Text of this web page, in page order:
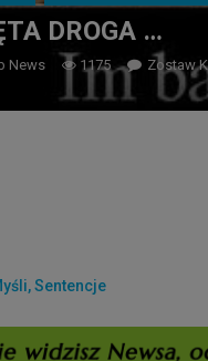
DROGA …
News 1175 Zostaw
Sentencje